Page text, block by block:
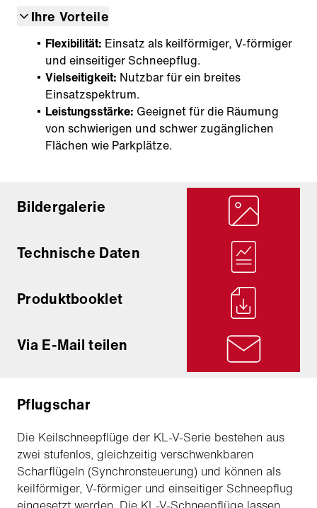
Ihre Vorteile
Flexibilität: Einsatz als keilförmiger, V-förmiger
und einseitiger Schneepflug.
Vielseitigkeit: Nutzbar für ein breites
Einsatzspektrum.
Leistungsstärke: Geeignet für die Räumung
von schwierigen und schwer zugänglichen
Flächen wie Parkplätze.
Bildergalerie
Technische Daten
Produktbooklet
Via E-Mail teilen
Pflugschar
Die Keilschneepflüge der KL-V-Serie bestehen aus
zwei stufenlos, gleichzeitig verschwenkbaren
Scharflügeln (Synchronsteuerung) und können als
keilförmiger, V-förmiger und einseitiger Schneepflug